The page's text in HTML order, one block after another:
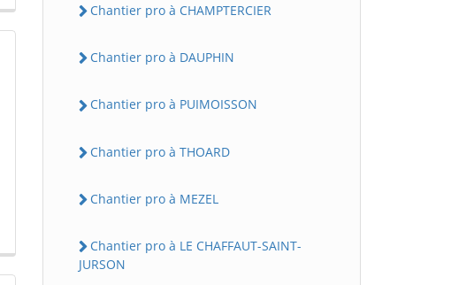
Chantier pro à CHAMPTERCIER
Chantier pro à DAUPHIN
Chantier pro à PUIMOISSON
Chantier pro à THOARD
Chantier pro à MEZEL
Chantier pro à LE CHAFFAUT-SAINT-
JURSON